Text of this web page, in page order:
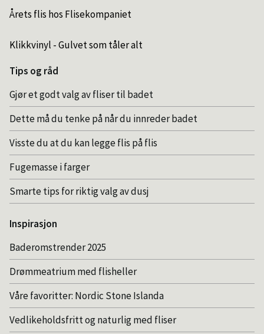
Årets flis hos Flisekompaniet
Klikkvinyl - Gulvet som tåler alt
Tips og råd
Gjør et godt valg av fliser til badet
Dette må du tenke på når du innreder badet
Visste du at du kan legge flis på flis
Fugemasse i farger
Smarte tips for riktig valg av dusj
Inspirasjon
Baderomstrender 2025
Drømmeatrium med flisheller
Våre favoritter: Nordic Stone Islanda
Vedlikeholdsfritt og naturlig med fliser